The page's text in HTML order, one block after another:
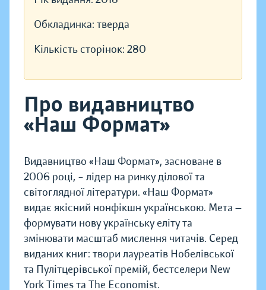
Обкладинка: тверда
Кількість сторінок: 280
Про видавництво
«Наш Формат»
Видавництво «Наш Формат», засноване в
2006 році, – лідер на ринку ділової та
світоглядної літератури. «Наш Формат»
видає якісний нонфікшн українською. Мета —
формувати нову українську еліту та
змінювати масштаб мислення читачів. Серед
виданих книг: твори лауреатів Нобелівської
та Пулітцерівської премій, бестселери New
York Times та The Economist.